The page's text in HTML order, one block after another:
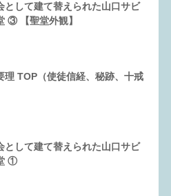
として建て替えられた山口サビ
③ 【聖堂外観】
理 TOP（使徒信経、秘跡、十戒
として建て替えられた山口サビ
①